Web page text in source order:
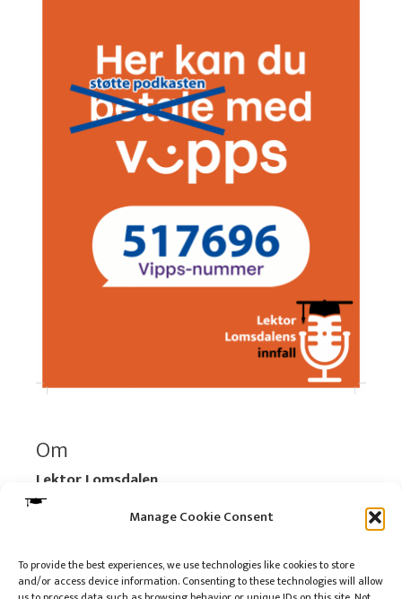
Manage Cookie Consent
To provide the best experiences, we use technologies like cookies to store
and/or access device information. Consenting to these technologies will allow
Om
Lektor Lomsdalen
Organisasjonsnummer:
920 712 312 MVA
Les mer:Om selskapet